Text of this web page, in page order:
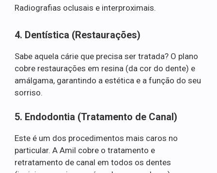
Radiografias oclusais e interproximais.
4. Dentística (Restaurações)
Sabe aquela cárie que precisa ser tratada? O plano
cobre restaurações em resina (da cor do dente) e
amálgama, garantindo a estética e a função do seu
sorriso.
5. Endodontia (Tratamento de Canal)
Este é um dos procedimentos mais caros no
particular. A Amil cobre o tratamento e
retratamento de canal em todos os dentes